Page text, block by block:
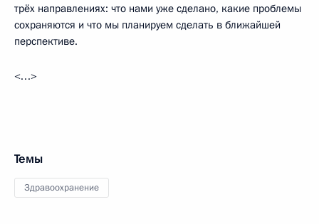
трёх направлениях: что нами уже сделано, какие проблемы
сохраняются и что мы планируем сделать в ближайшей
перспективе.
<…>
Темы
Здравоохранение